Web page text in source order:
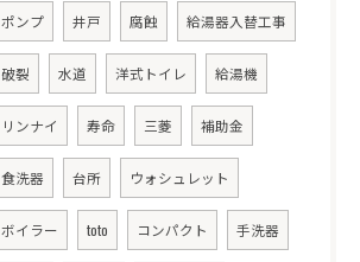
ポンプ 井戸 腐蝕 給湯器入替工事
破裂 水道 洋式トイレ 給湯機
リンナイ 寿命 三菱 補助金
食洗器 台所 ウォシュレット
ボイラー toto コンパクト 手洗器